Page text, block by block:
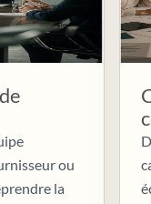
ou
la